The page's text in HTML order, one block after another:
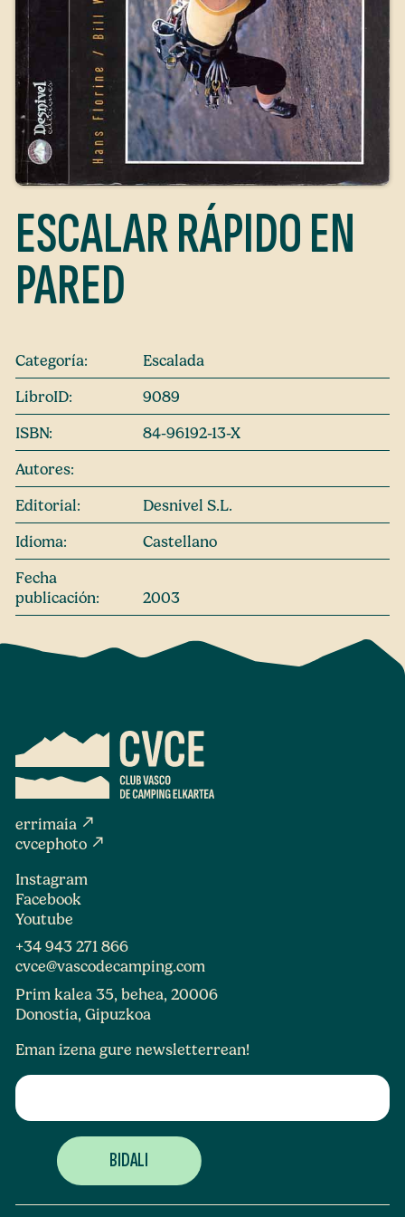
ESCALAR RÁPIDO EN
PARED
Categoría:
Escalada
LibroID:
9089
ISBN:
84-96192-13-X
Autores:
Editorial:
Desnivel S.L.
Idioma:
Castellano
Fecha
publicación:
2003
errimaia north_east
cvcephoto north_east
Instagram
Facebook
Youtube
+34 943 271 866
cvce@vascodecamping.com
Prim kalea 35, behea, 20006
Donostia, Gipuzkoa
Eman izena gure newsletterrean!